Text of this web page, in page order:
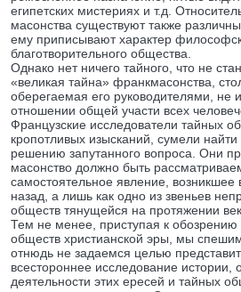
египетских мистериях и т.д.
масонства существуют также
ему приписывают характер
благотворительного общества.
Однако нет ничего тайного, что не
«великая тайна» франкмасонства,
оберегаемая его руководителями, не
отношении общей участи всех
Французские исследователи тайных
кропотливых изысканий, сумели
решению запутанного вопроса. Они
масонство должно быть
самостоятельное явление, возникшее
назад, а лишь как одно из звеньев
обществ тянущейся на протяжении
Тем не менее, приступая к
обществ христианской эры, мы
отнюдь не задаемся целью
всестороннее исследование истории,
деятельности этих ересей и тайных